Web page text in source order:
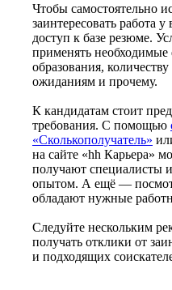
Чтобы самостоятельно
заинтересовать работа
доступ к базе резюме.
применять
образования,
ожиданиям и прочему.
К кандидатам стоит
требования. С помощью
«Сколькополучатель»
на сайте «hh Карьера»
получают специалисты
опытом. А ещё —
обладают нужные
Следуйте нескольким
получать отклики от
и подходящих